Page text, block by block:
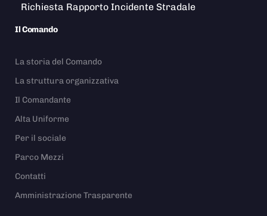
Richiesta Rapporto Incidente Stradale
Il Comando
La storia del Comando
La struttura organizzativa
Il Comandante
Alta Uniforme
Per il sociale
Parco Mezzi
Contatti
Amministrazione Trasparente